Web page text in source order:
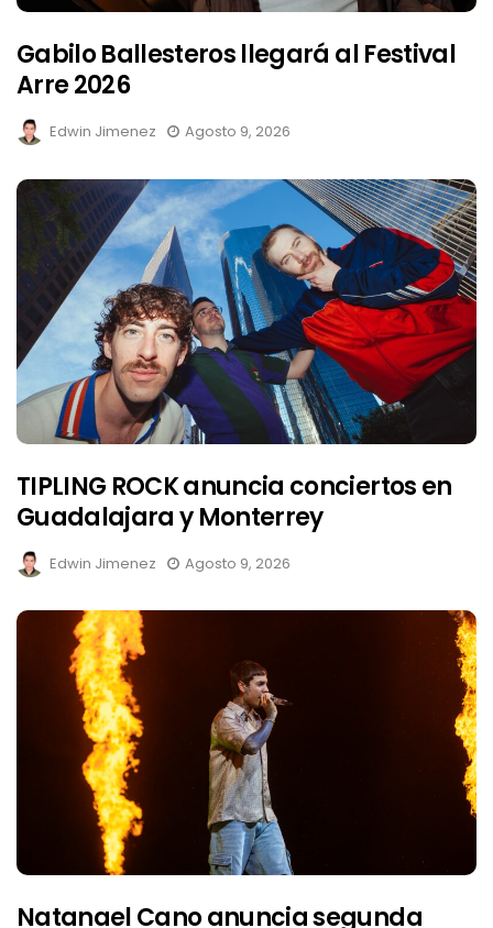
Gabilo Ballesteros llegará al Festival
Arre 2026
Edwin Jimenez Agosto 9, 2026
TIPLING ROCK anuncia conciertos en
Guadalajara y Monterrey
Edwin Jimenez Agosto 9, 2026
Natanael Cano anuncia segunda